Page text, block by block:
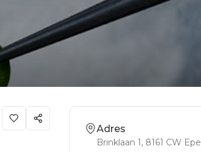
Adres
Brinklaan 1, 8161 CW Epe